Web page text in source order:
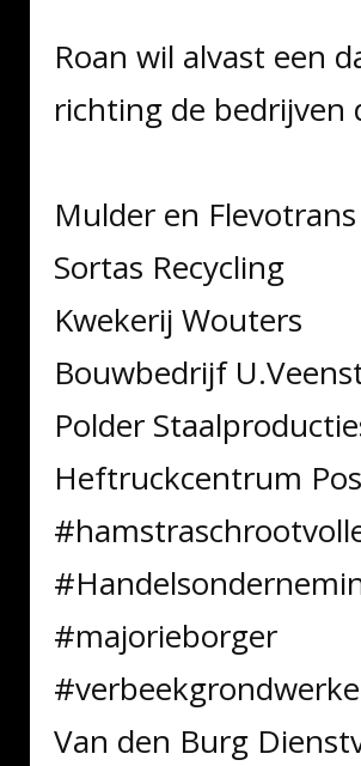
Roan wil alvast een
richting de bedrijven
Mulder en
Sortas Recycling
Kwekerij Wouters
Bouwbedrijf
Polder
Heftruckcentrum
#majorieborger
Van den Burg